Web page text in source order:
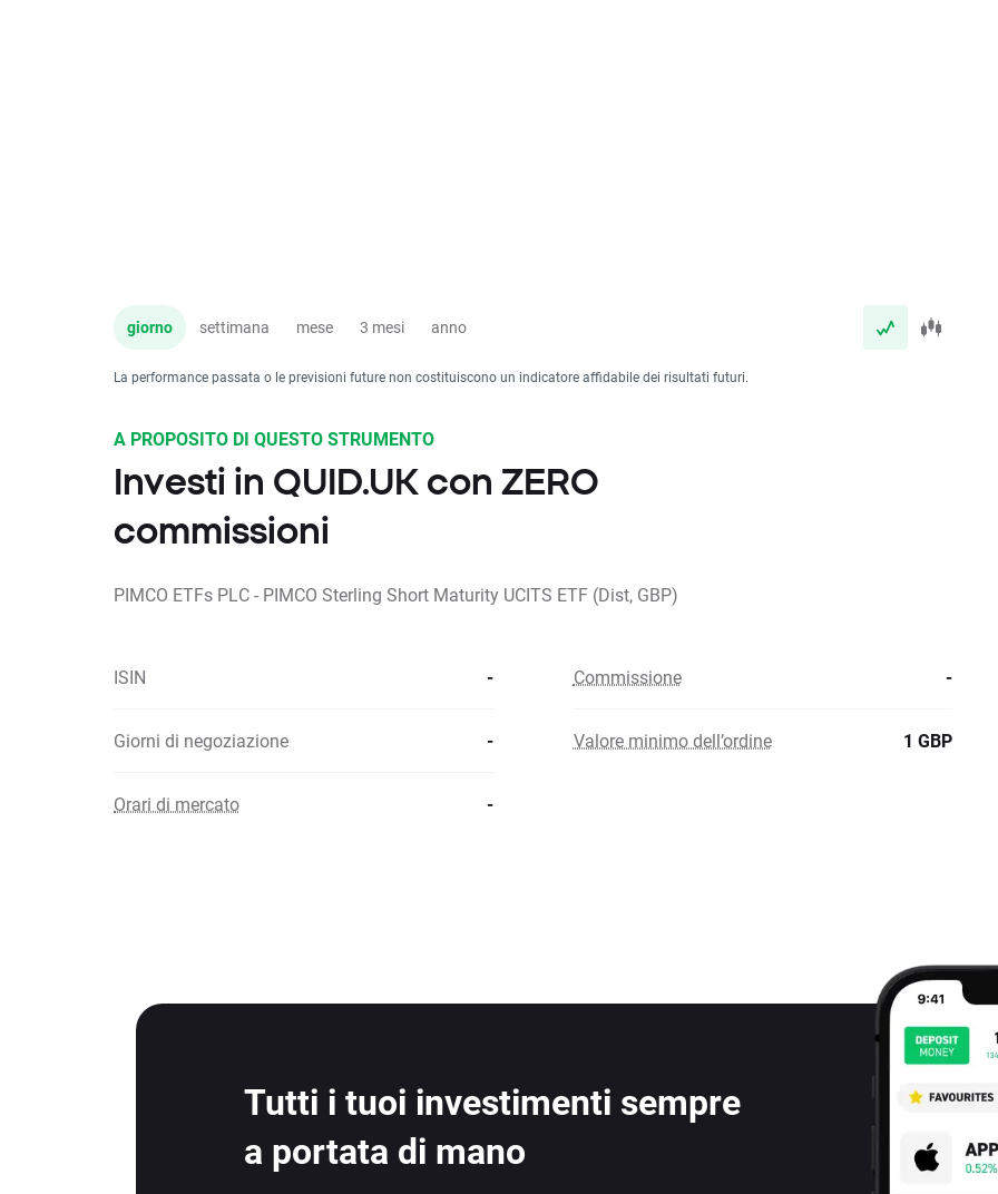
giorno settimana mese 3 mesi anno
La performance passata o le previsioni future non costituiscono un indicatore affidabile dei risultati futuri.
A PROPOSITO DI QUESTO STRUMENTO
Investi in QUID.UK con ZERO
commissioni
PIMCO ETFs PLC - PIMCO Sterling Short Maturity UCITS ETF (Dist, GBP)
ISIN - Commissione -
Giorni di negoziazione - Valore minimo dell’ordine 1 GBP
Orari di mercato -
Tutti i tuoi investimenti sempre
a portata di mano